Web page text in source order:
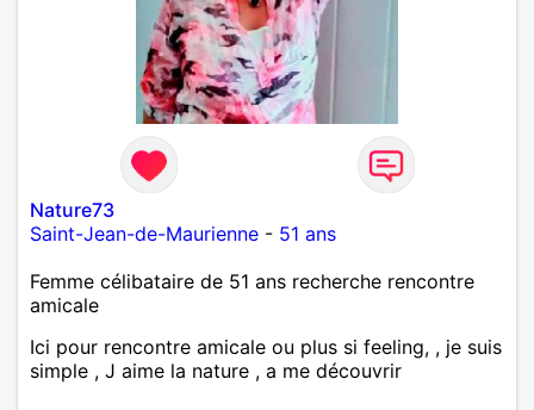
Nature73
Saint-Jean-de-Maurienne - 51 ans
Femme célibataire de 51 ans recherche rencontre
amicale
Ici pour rencontre amicale ou plus si feeling, , je suis
simple , J aime la nature , a me découvrir